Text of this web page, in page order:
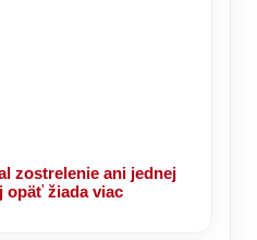
zostrelenie ani jednej
opäť žiada viac